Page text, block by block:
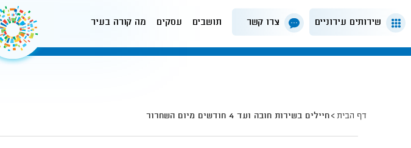
שירותים עירוניים צרו קשר תושבים עסקים מה קורה בעיר
דף הבית חיילים בשירות חובה ועד 4 חודשים מיום השחרור